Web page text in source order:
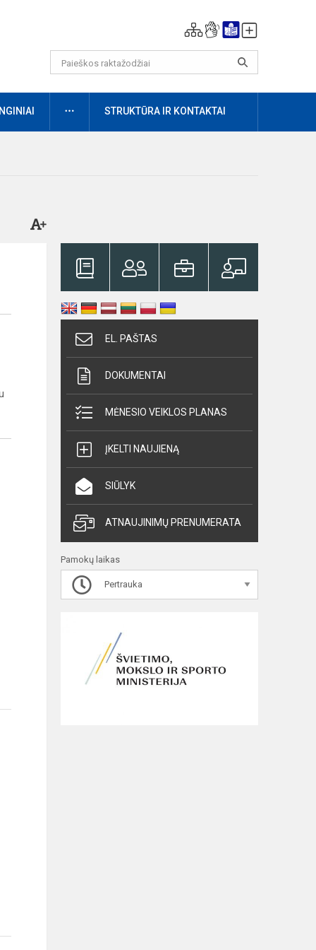
DAUGIAUSTRUKTŪRA IR KONTAKTAI
EL. PAŠTAS
DOKUMENTAI
MĖNESIO VEIKLOS PLANAS
ĮKELTI NAUJIENĄ
SIŪLYK
ATNAUJINIMŲ PRENUMERATA
Pamokų laikas
Pertrauka